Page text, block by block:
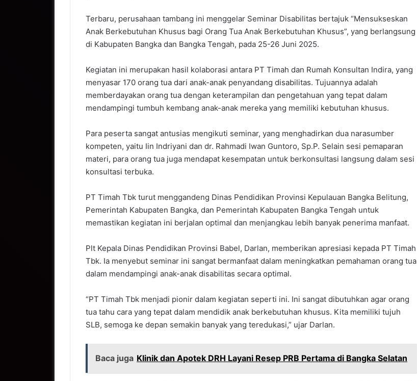
Terbaru, perusahaan tambang ini menggelar Seminar Disabilitas bertajuk “Mensukseskan
Anak Berkebutuhan Khusus bagi Orang Tua Anak Berkebutuhan Khusus”, yang berlangsung
di Kabupaten Bangka dan Bangka Tengah, pada 25-26 Juni 2025.
Kegiatan ini merupakan hasil kolaborasi antara PT Timah dan Rumah Konsultan Indira, yang
menyasar 170 orang tua dari anak-anak penyandang disabilitas. Tujuannya adalah
memberdayakan orang tua dengan keterampilan dan pengetahuan yang tepat dalam
mendampingi tumbuh kembang anak-anak mereka yang memiliki kebutuhan khusus.
Para peserta sangat antusias mengikuti seminar, yang menghadirkan dua narasumber
kompeten, yaitu Iin Indriyani dan dr. Rahmadi Iwan Guntoro, Sp.P. Selain sesi pemaparan
materi, para orang tua juga mendapat kesempatan untuk berkonsultasi langsung dalam sesi
konsultasi terbuka.
PT Timah Tbk turut menggandeng Dinas Pendidikan Provinsi Kepulauan Bangka Belitung,
Pemerintah Kabupaten Bangka, dan Pemerintah Kabupaten Bangka Tengah untuk
memastikan kegiatan ini berjalan optimal dan menjangkau lebih banyak penerima manfaat.
Plt Kepala Dinas Pendidikan Provinsi Babel, Darlan, memberikan apresiasi kepada PT Timah
Tbk. Ia menyebut seminar ini sangat bermanfaat dalam meningkatkan pemahaman orang tua
dalam mendampingi anak-anak disabilitas secara optimal.
“PT Timah Tbk menjadi pionir dalam kegiatan seperti ini. Ini sangat dibutuhkan agar orang
tua tahu cara yang tepat dalam mendidik anak berkebutuhan khusus. Kita memiliki tujuh
SLB, semoga ke depan semakin banyak yang teredukasi,” ujar Darlan.
Baca juga Klinik dan Apotek DRH Layani Resep PRB Pertama di Bangka Selatan